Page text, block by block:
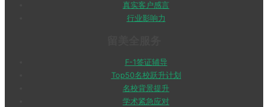
真实客户感言
行业影响力
F-1签证辅导
Top50名校跃升计划
名校背景提升
学术紧急应对